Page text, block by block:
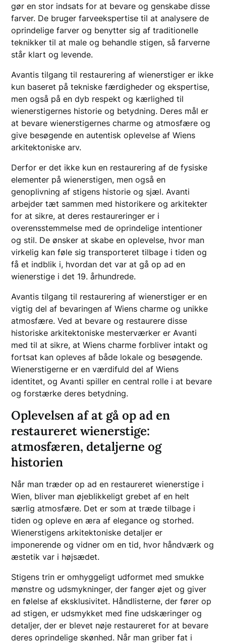
gør en stor indsats for at bevare og genskabe disse
farver. De bruger farveekspertise til at analysere de
oprindelige farver og benytter sig af traditionelle
teknikker til at male og behandle stigen, så farverne
står klart og levende.
Avantis tilgang til restaurering af wienerstiger er ikke
kun baseret på tekniske færdigheder og ekspertise,
men også på en dyb respekt og kærlighed til
wienerstigernes historie og betydning. Deres mål er
at bevare wienerstigernes charme og atmosfære og
give besøgende en autentisk oplevelse af Wiens
arkitektoniske arv.
Derfor er det ikke kun en restaurering af de fysiske
elementer på wienerstigen, men også en
genoplivning af stigens historie og sjæl. Avanti
arbejder tæt sammen med historikere og arkitekter
for at sikre, at deres restaureringer er i
overensstemmelse med de oprindelige intentioner
og stil. De ønsker at skabe en oplevelse, hvor man
virkelig kan føle sig transporteret tilbage i tiden og
få et indblik i, hvordan det var at gå op ad en
wienerstige i det 19. århundrede.
Avantis tilgang til restaurering af wienerstiger er en
vigtig del af bevaringen af Wiens charme og unikke
atmosfære. Ved at bevare og restaurere disse
historiske arkitektoniske mesterværker er Avanti
med til at sikre, at Wiens charme forbliver intakt og
fortsat kan opleves af både lokale og besøgende.
Wienerstigerne er en værdifuld del af Wiens
identitet, og Avanti spiller en central rolle i at bevare
og forstærke deres betydning.
Oplevelsen af at gå op ad en
restaureret wienerstige:
atmosfæren, detaljerne og
historien
Når man træder op ad en restaureret wienerstige i
Wien, bliver man øjeblikkeligt grebet af en helt
særlig atmosfære. Det er som at træde tilbage i
tiden og opleve en æra af elegance og storhed.
Wienerstigens arkitektoniske detaljer er
imponerende og vidner om en tid, hvor håndværk og
æstetik var i højsædet.
Stigens trin er omhyggeligt udformet med smukke
mønstre og udsmykninger, der fanger øjet og giver
en følelse af eksklusivitet. Håndlisterne, der fører op
ad stigen, er udsmykket med fine udskæringer og
detaljer, der er blevet nøje restaureret for at bevare
deres oprindelige skønhed. Når man griber fat i